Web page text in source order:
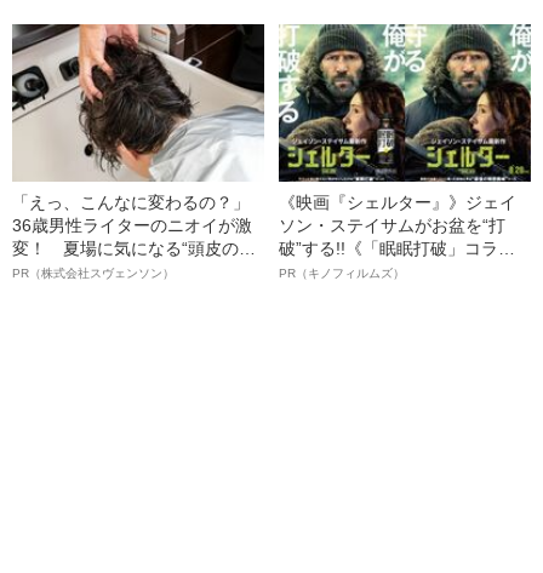
語る”《日本興収70億円突破》
「えっ、こんなに変わるの？」
36歳男性ライターのニオイが激
変！ 夏場に気になる“頭皮のニ
オイ”や“ベタつき”を解消す
PR（株式会社スヴェンソン）
《映画『シェルター』》ジェイ
ソン・ステイサムがお盆を“打
破”する!!《「眠眠打破」コラ
ボ》
PR（キノフィルムズ）